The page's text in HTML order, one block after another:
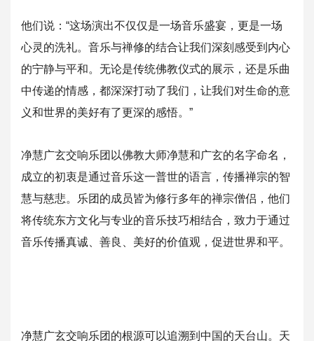
他们说：“这场演出不仅仅是一场音乐盛宴，更是一场
心灵的洗礼。 音乐与禅修的结合让我们深刻感受到内心
的宁静与平和。无论是传统佛教仪式的展示，还是乐曲
中传递的情感，都深深打动了我们，让我们对生命的意
义和世界的美好有了更深的感悟。”
净慧广玄交响乐团以佛教大师净慧和广玄的名字命名，
成立的初衷是通过音乐这一普世的语言，传播禅宗的智
慧与慈悲。乐团的成员皆为修行多年的禅宗僧侣，他们
将传统东方文化与专业的音乐技巧相结合 ，致力于通过
音乐传播真诚、善良、美好的价值观，促进世界和平。
净慧广玄交响乐团的根源可以追溯到中国的天台山。天